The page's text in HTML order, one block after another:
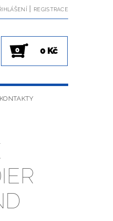
| REGISTRACE
0 0 Kč
KONTAKTY